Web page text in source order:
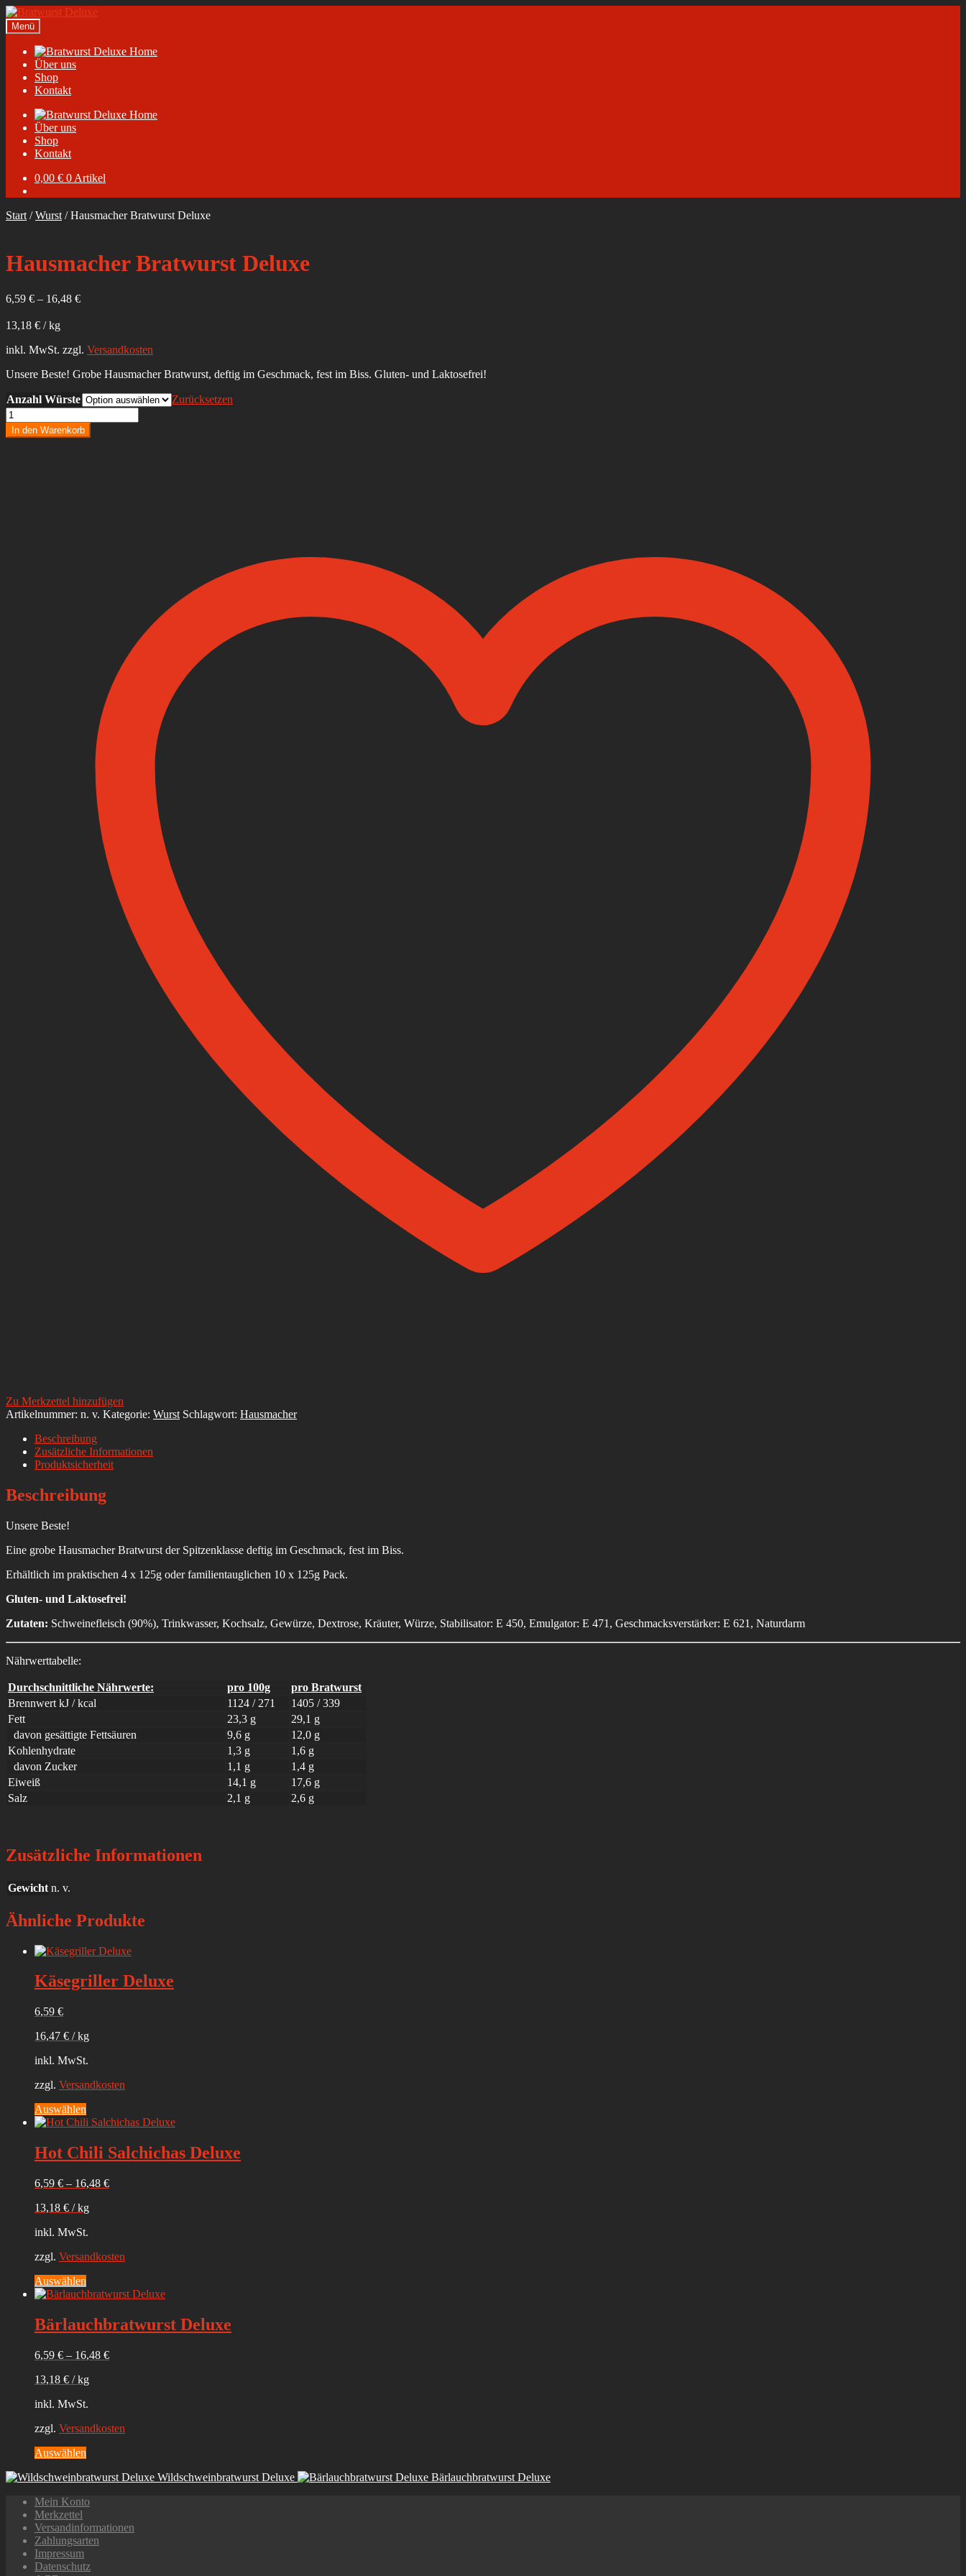
Zur
Navigation
springen
Zum
Inhalt
springen
Menü
Home
Über uns
Shop
Kontakt
Home
Über uns
Shop
Kontakt
0,00 € 0 Artikel
Start /Wurst /Hausmacher Bratwurst Deluxe
Hausmacher Bratwurst Deluxe
6,59 € – 16,48 €
13,18 € /kg
inkl. MwSt. zzgl. Versandkosten
Unsere Beste! Grobe Hausmacher Bratwurst, deftig im Geschmack, fest im Biss. Gluten- und Laktosefrei!
Anzahl Würste
Zurücksetzen
Hausmacher
Bratwurst
Deluxe
In den Warenkorb
Zu Merkzettel hinzufügen
Artikelnummer: n. v. Kategorie: Wurst Schlagwort: Hausmacher
Beschreibung
Zusätzliche Informationen
Produktsicherheit
Beschreibung
Unsere Beste!
Eine grobe Hausmacher Bratwurst der Spitzenklasse deftig im Geschmack, fest im Biss.
Erhältlich im praktischen 4 x 125g oder familientauglichen 10 x 125g Pack.
Gluten- und Laktosefrei!
Zutaten: Schweinefleisch (90%), Trinkwasser, Kochsalz, Gewürze, Dextrose, Kräuter, Würze, Stabilisator: E 450, Emulgator: E 471, Geschmacksverstärker: E 621, Naturdarm
Nährwerttabelle:
Durchschnittliche Nährwerte: pro 100g
pro Bratwurst
Brennwert kJ / kcal
1124 / 271
1405 / 339
Fett
23,3 g
29,1 g
davon gesättigte Fettsäuren
9,6 g
12,0 g
Kohlenhydrate
1,3 g
1,6 g
davon Zucker
1,1 g
1,4 g
Eiweiß
14,1 g
17,6 g
Salz
2,1 g 2,6 g
Zusätzliche Informationen
Gewicht n. v.
Ähnliche Produkte
Käsegriller Deluxe
6,59 €
16,47 € /kg
inkl. MwSt.
zzgl. Versandkosten
Auswählen
Produkt
mehrere
Varianten
Die
können
der
Produktseite
gewählt
werden
Hot Chili Salchichas Deluxe
6,59 € – 16,48 €
13,18 € /kg
inkl. MwSt.
zzgl. Versandkosten
Auswählen
Produkt
mehrere
Varianten
Die
können
der
Produktseite
gewählt
werden
Bärlauchbratwurst Deluxe
6,59 € – 16,48 €
13,18 € /kg
inkl. MwSt.
zzgl. Versandkosten
Auswählen
weist
Varianten
Die
Optionen
auf
Wildschweinbratwurst Deluxe
Bärlauchbratwurst Deluxe
Mein Konto
Merkzettel
Versandinformationen
Zahlungsarten
Impressum
Datenschutz